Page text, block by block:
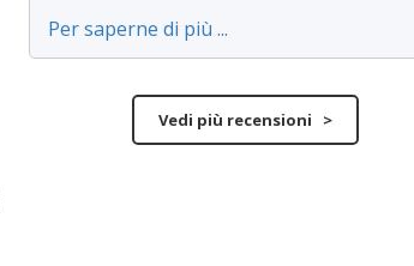
Per saperne di più ...
Vedi più recensioni >